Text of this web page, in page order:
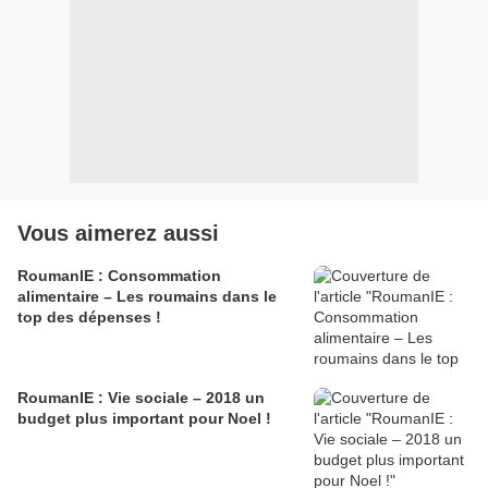
Vous aimerez aussi
RoumanIE : Consommation
alimentaire – Les roumains dans le
top des dépenses !
RoumanIE : Vie sociale – 2018 un
budget plus important pour Noel !